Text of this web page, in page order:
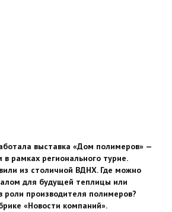
выставка «Дом полимеров» —
рамках регионального турне.
из столичной ВДНХ. Где можно
для будущей теплицы или
роли производителя полимеров?
«Новости компаний».